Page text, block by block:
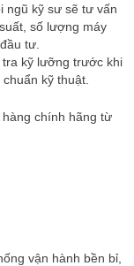
ngũ kỹ sư sẽ tư vấn
số lượng máy
tư.
kỹ lưỡng trước khi
kỹ thuật.
chính hãng từ
vận hành bền bỉ,